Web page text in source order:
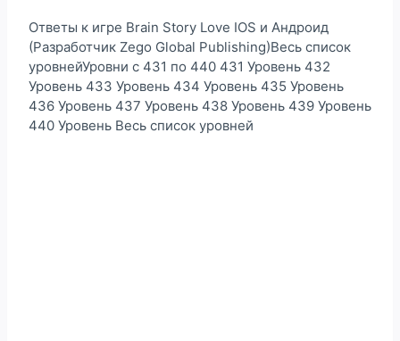
Ответы к игре Brain Story Love IOS и Андроид
(Разработчик Zego Global Publishing)Весь список
уровнейУровни с 431 по 440 431 Уровень 432
Уровень 433 Уровень 434 Уровень 435 Уровень
436 Уровень 437 Уровень 438 Уровень 439 Уровень
440 Уровень Весь список уровней